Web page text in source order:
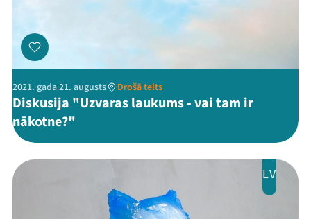
2021. gada 21. augusts Drošā telts
Diskusija "Uzvaras laukums - vai tam ir
nākotne?"
LV